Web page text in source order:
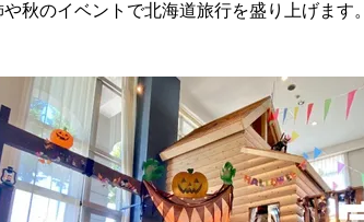
秋のイベントで北海道旅行を盛り上げます。